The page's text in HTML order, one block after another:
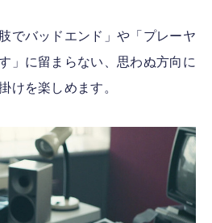
でバッドエンド」や「プレーヤ
」に留まらない、思わぬ方向に
けを楽しめます。